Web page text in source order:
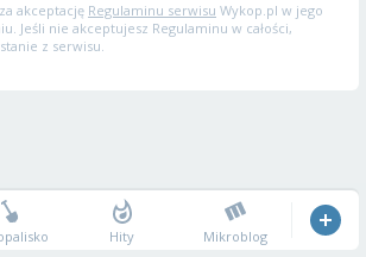
akceptację Regulaminu serwisu Wykop.pl w jego
Jeśli nie akceptujesz Regulaminu w całości,
z serwisu.
Hity Mikroblog